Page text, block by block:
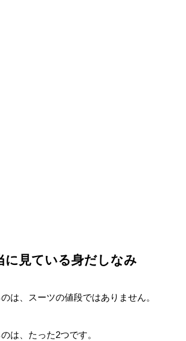
に見ている身だしなみ
は、スーツの値段ではありません。
は、たった2つです。